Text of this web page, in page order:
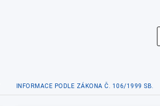
INFORMACE PODLE ZÁKONA Č. 106/1999 SB.